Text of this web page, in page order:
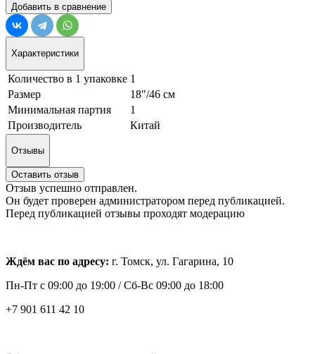
Добавить в сравнение
Характеристики
Количество в 1 упаковке 1
Размер
18"/46 см
Минимальная партия
1
Производитель
Китай
Отзывы
Оставить отзыв
Отзыв успешно отправлен.
Он будет проверен администратором перед публикацией.
Перед публикацией отзывы проходят модерацию
Ждём вас по адресу: г. Томск, ул. Гагарина, 10
Пн-Пт с 09:00 до 19:00 /Сб-Вс 09:00 до 18:00
+7 901 611 42 10